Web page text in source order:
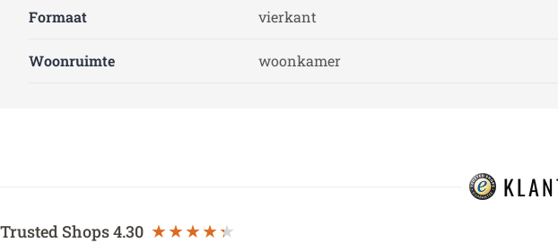
Formaat vierkant
Woonruimte woonkamer
Trusted Shops4.30